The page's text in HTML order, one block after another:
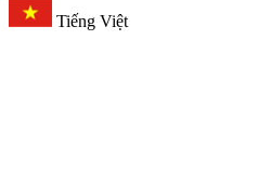
Tiếng Việt